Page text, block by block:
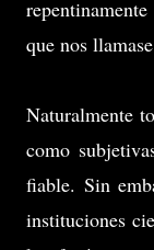
que nos
Naturalmente
como
fiable. Sin
instituciones